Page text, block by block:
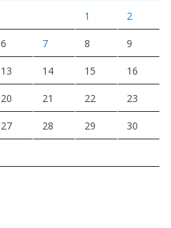
1 2
6 7 8 9
13 14 15 16
20 21 22 23
27 28 29 30